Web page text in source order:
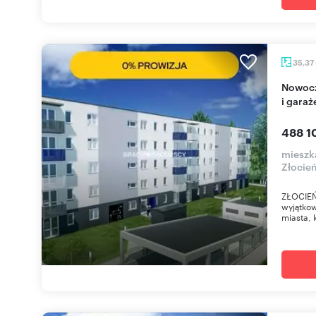
35,37
Nowoczesne 2-pokojowe mieszkanie z balkonem
i
488
miasta,